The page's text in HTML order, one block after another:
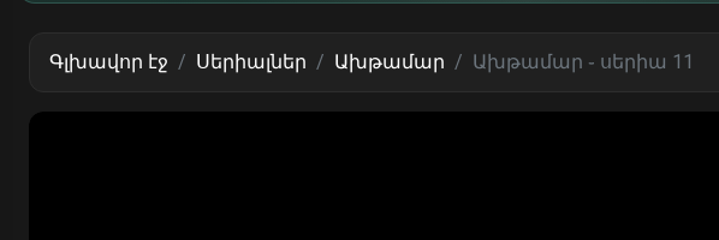
Գլխավոր էջ Սերիալներ Ախթամար Ախթամար ֊ սերիա 11